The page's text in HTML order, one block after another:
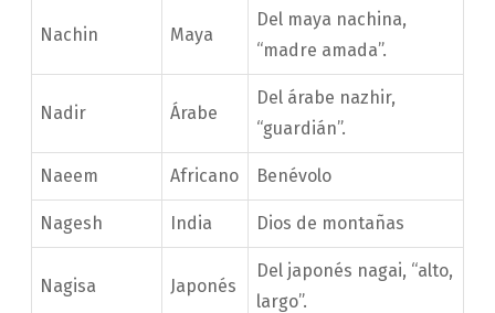
Nachin Maya
Del maya nachina,
“madre amada”.
Nadir Árabe
Del árabe nazhir,
“guardián”.
Naeem Africano Benévolo
Nagesh India Dios de montañas
Nagisa Japonés
Del japonés nagai, “alto,
largo”.